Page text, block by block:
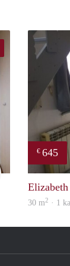
€ 645
30 m2 · 1